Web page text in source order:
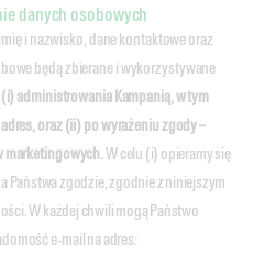
danych osobowych
i nazwisko, dane kontaktowe oraz
będą zbierane i wykorzystywane
(i) administrowania Kampanią, w tym
oraz (ii) po wyrażeniu zgody –
marketingowych.W celu (i) opieramy się
Państwa zgodzie, zgodnie z niniejszym
W każdej chwili mogą Państwo
e‑mail na adres: